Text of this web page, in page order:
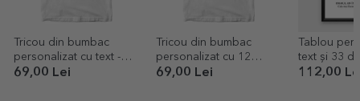
Tricou din bumbac
personalizat cu text -
Pensionar, știu tot
69,00 Lei
Tricou din bumbac
personalizat cu 12
poze și mesaj - 45 de
69,00 Lei
Tablou
text și 33
Family
112,00